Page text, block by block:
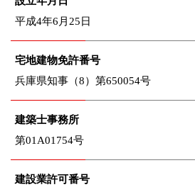
平成4年6月25日
宅地建物免許番号
兵庫県知事（8）第650054号
建築士事務所
第01A01754号
建設業許可番号